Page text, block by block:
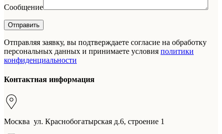
Сообщение
Отправляя заявку, вы подтверждаете согласие на обработку
персональных данных и принимаете условия политики
конфиденциальности
Контактная информация
Москва ул. Краснобогатырская д.6, строение 1